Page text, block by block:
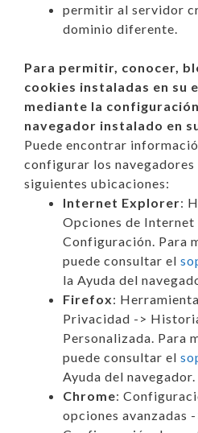
permitir al servidor
dominio diferente.
Para permitir, conocer,
cookies instaladas en su
mediante la
navegador instalado en
Puede encontrar
configurar los navegadores
siguientes ubicaciones:
Internet Explorer:
Opciones de
Configuración. Para
puede consultar el
la Ayuda del
Firefox:
Privacidad ->
Personalizada. Para
puede consultar el
Ayuda del navegador.
Chrome:
opciones avanzadas